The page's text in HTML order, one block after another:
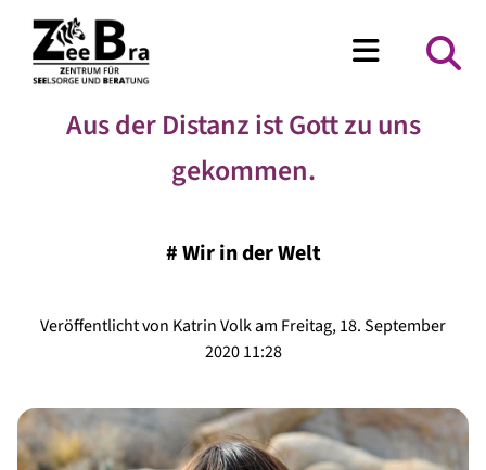
Aus der Distanz ist Gott zu uns
gekommen.
#Wir in der Welt
Veröffentlicht von Katrin Volk am Freitag, 18. September
2020 11:28